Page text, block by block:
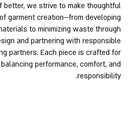
better, we strive to make thoughtful
garment creation—from developing
to minimizing waste through
and partnering with responsible
partners. Each piece is crafted for
performance, comfort, and
responsibility.